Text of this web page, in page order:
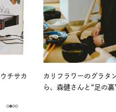
チサカ
カリフラワーのグラタ
ら、森健さんと“足の